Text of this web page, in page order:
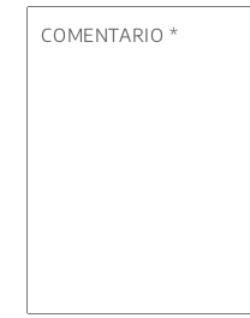
COMENTARIO*